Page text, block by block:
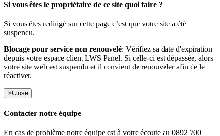
Si vous êtes le propriétaire de ce site quoi faire ?
Si vous êtes redirigé sur cette page c’est que votre site a été
suspendu.
Blocage pour service non renouvelé: Vérifiez sa date d'expiration
depuis votre espace client LWS Panel. Si celle-ci est dépassée, alors
votre site web est suspendu et il convient de renouveler afin de le
réactiver.
×Close
Contacter notre équipe
En cas de problème notre équipe est à votre écoute au 0892 700